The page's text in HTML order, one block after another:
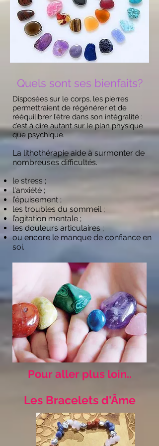
Quels sont ses bienfaits?
Disposées sur le corps, les pierres
permettraient de régénérer et de
rééquilibrer l’être dans son intégralité :
c’est à dire autant sur le plan physique
que psychique.
La lithothérapie aide à surmonter de
nombreuses difficultés.
le stress ;
l'anxiété ;
l’épuisement ;
les troubles du sommeil ;
l’agitation mentale ;
les douleurs articulaires ;
ou encore le manque de confiance en
soi.
Pour aller plus loin..
Les Bracelets d'Âme